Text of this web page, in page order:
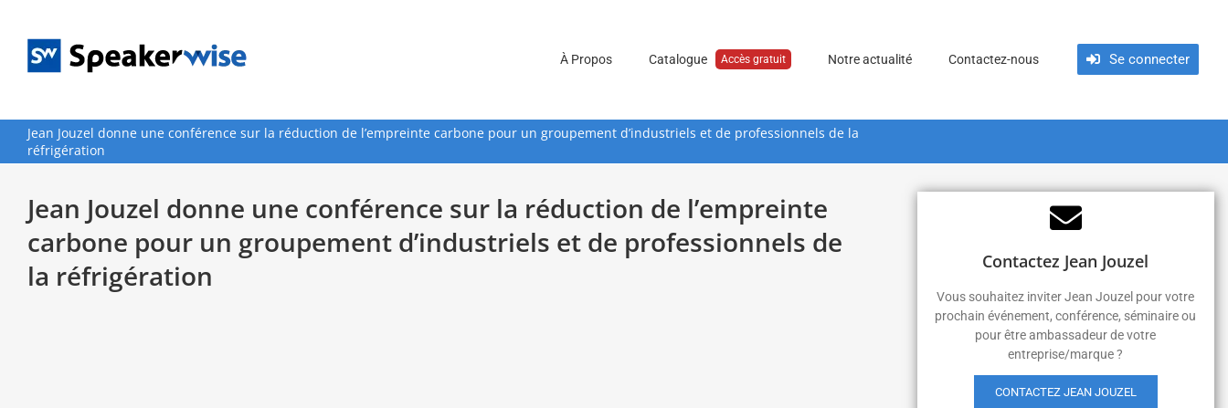
contenu
À Propos
Catalogue Accès gratuit Notre actualité Contactez-nous Se connecter
Jean Jouzel donne une conférence sur la réduction de l’empreinte carbone pour un groupement d’industriels et de professionnels de la
réfrigération
Jean Jouzel donne une conférence sur la réduction de l’empreinte
carbone pour un groupement d’industriels et de professionnels de
la réfrigération
Contactez Jean Jouzel
Vous souhaitez inviter Jean Jouzel pour votre
prochain événement, conférence, séminaire ou
pour être ambassadeur de votre
entreprise/marque ?
CONTACTEZ JEAN JOUZEL